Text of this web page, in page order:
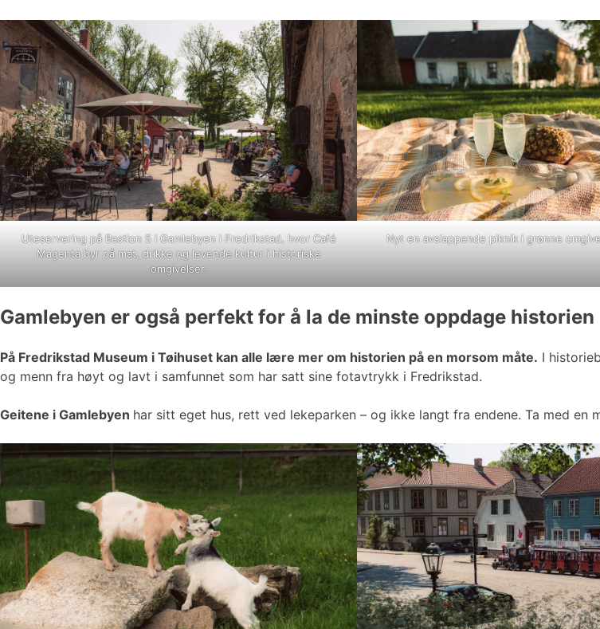
Uteservering på Bastion 5 i Gamlebyen i Fredrikstad, hvor Café
Magenta byr på mat, drikke og levende kultur i historiske
omgivelser.
Nyt en avslappende piknik i grønne
Gamlebyen er også perfekt for å la de minste oppdage historien
På Fredrikstad Museum i Tøihuset kan alle lære mer om historien på en morsom måte. I
og menn fra høyt og lavt i samfunnet som har satt sine fotavtrykk i Fredrikstad.
Geitene i Gamlebyen har sitt eget hus, rett ved lekeparken – og ikke langt fra endene. Ta med en